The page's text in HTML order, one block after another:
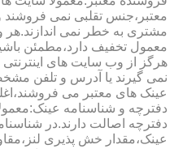
معتبر،جنس تقلبی نمی فروشند
مشتری به خطر نمی
معمول تخفیف دارد،مطمئن
هرگز از وب سایت های
نمی گیرند یا آدرس و تلفن
عینک های معتبر می
دفترچه و شناسنامه
دفترچه اصالت دارند.در
عینک،مقدار خش پذیری